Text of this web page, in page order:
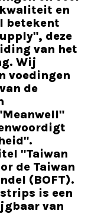
en
betekent
deze
van het
Wij
voedingen
de
"Taiwan
de Taiwan
(BOFT).
is een
van